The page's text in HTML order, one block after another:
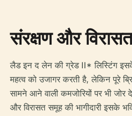
संरक्षण और
लैड इन द लेन की ग्रेड II* लिस्टिंग
महत्व को उजागर करती है, लेकिन पूरे
सामने आने वाली कमजोरियों पर भी
और विरासत समूह की भागीदारी इसके